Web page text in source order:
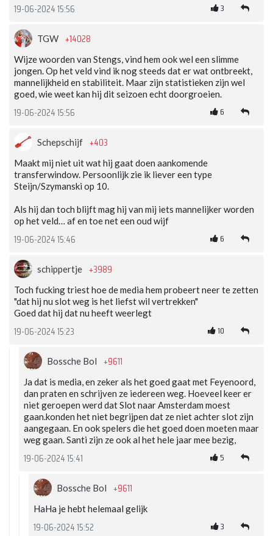
19-06-2024 15:56 3
TGW +14028
Wijze woorden van Stengs, vind hem ook wel een slimme
jongen. Op het veld vind ik nog steeds dat er wat ontbreekt,
mannelijkheid en stabiliteit. Maar zijn statistieken zijn wel
goed, wie weet kan hij dit seizoen echt doorgroeien.
19-06-2024 15:56 6
Schepschijf +403
Maakt mij niet uit wat hij gaat doen aankomende
transferwindow. Persoonlijk zie ik liever een type
Steijn/Szymanski op 10.
Als hij dan toch blijft mag hij van mij iets mannelijker worden
op het veld… af en toe net een oud wijf
19-06-2024 15:46 6
schippertje +3989
Toch fucking triest hoe de media hem probeert neer te zetten
"dat hij nu slot weg is het liefst wil vertrekken"
Goed dat hij dat nu heeft weerlegt
19-06-2024 15:23 10
Bossche Bol +9611
Ja dat is media, en zeker als het goed gaat met Feyenoord,
dan praten en schrijven ze iedereen weg. Hoeveel keer er
niet geroepen werd dat Slot naar Amsterdam moest
gaan.konden het niet begrijpen dat ze niet achter slot zijn
aangegaan. En ook spelers die het goed doen moeten maar
weg gaan. Santi zijn ze ook al het hele jaar mee bezig,
19-06-2024 15:41 5
Bossche Bol +9611
HaHa je hebt helemaal gelijk
19-06-2024 15:52 3